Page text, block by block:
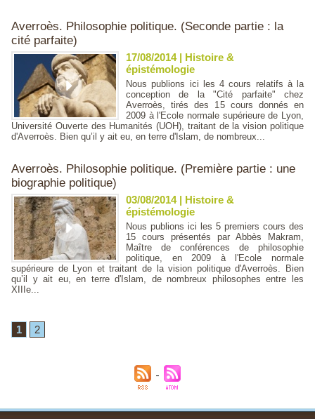
Averroès. Philosophie politique. (Seconde partie : la
cité parfaite)
17/08/2014| Histoire &
épistémologie
Nous publions ici les 4 cours relatifs à la
conception de la "Cité parfaite" chez
Averroès, tirés des 15 cours donnés en
2009 à l'Ecole normale supérieure de Lyon,
Université Ouverte des Humanités (UOH), traitant de la vision politique
d'Averroès. Bien qu’il y ait eu, en terre d'Islam, de nombreux...
Averroès. Philosophie politique. (Première partie : une
biographie politique)
03/08/2014| Histoire &
épistémologie
Nous publions ici les 5 premiers cours des
15 cours présentés par Abbès Makram,
Maître de conférences de philosophie
politique, en 2009 à l'Ecole normale
supérieure de Lyon et traitant de la vision politique d'Averroès. Bien
qu’il y ait eu, en terre d'Islam, de nombreux philosophes entre les
XIIIe...
1 2